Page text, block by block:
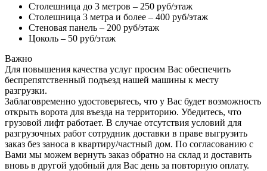
Столешница до 3 метров – 250 руб/этаж
Столешница 3 метра и более – 400 руб/этаж
Стеновая панель – 200 руб/этаж
Цоколь – 50 руб/этаж
Важно
Для повышения качества услуг просим Вас обеспечить
беспрепятственный подъезд нашей машины к месту
разгрузки.
Заблаговременно удостоверьтесь, что у Вас будет возможность
открыть ворота для въезда на территорию. Убедитесь, что
грузовой лифт работает. В случае отсутствия условий для
разгрузочных работ сотрудник доставки в праве выгрузить
заказ без заноса в квартиру/частный дом. По согласованию с
Вами мы можем вернуть заказ обратно на склад и доставить
вновь в другой удобный для Вас день за повторную оплату.